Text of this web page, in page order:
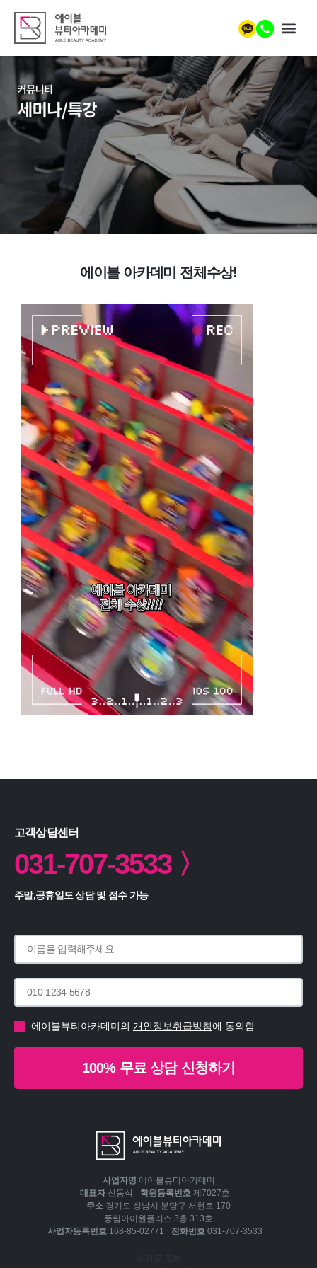
에이블 아카데미 전체수상!
고객상담센터
031-707-3533 〉
주말,공휴일도 상담 및 접수 가능
에이블뷰티아카데미의 개인정보취급방침에 동의함
100% 무료 상담 신청하기
사업자명 에이블뷰티아카데미
대표자 신동식 학원등록번호 제7027호
주소 경기도 성남시 분당구 서현로 170
풍림아이원플러스 3층 313호
사업자등록번호 168-85-02771 전화번호 031-707-3533